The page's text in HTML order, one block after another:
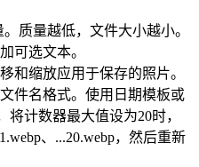
质量越低，文件大小越小。
可选文本。
和缩放应用于保存的照片。
件名格式。使用日期模板或
计数器最大值设为20时，
、...20.webp，然后重新